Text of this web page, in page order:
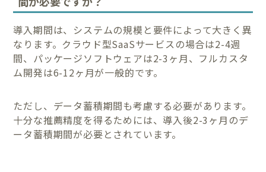
導入期間は、システムの規模と要件によって大きく異
なります。クラウド型SaaSサービスの場合は2-4週
間、パッケージソフトウェアは2-3ヶ月、フルカスタ
ム開発は6-12ヶ月が一般的です。
ただし、データ蓄積期間も考慮する必要があります。
十分な推薦精度を得るためには、導入後2-3ヶ月のデ
ータ蓄積期間が必要とされています。